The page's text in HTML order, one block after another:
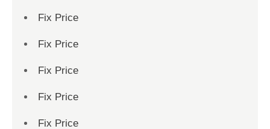
Fix Price
Fix Price
Fix Price
Fix Price
Fix Price